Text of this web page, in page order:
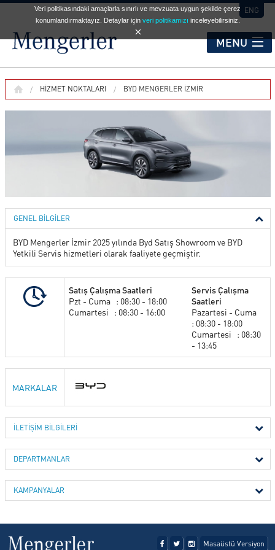
ENG
MENU
OTOMOBİL
İKİNCİ EL
SERVİS
TEST SÜRÜŞ TALEBİ
HIZMET NOKTALARI BYD MENGERLER İZMIR
GENEL BİLGİLER
BYD Mengerler İzmir 2025 yılında Byd Satış Showroom ve BYD
Yetkili Servis hizmetleri olarak faaliyete geçmiştir.
Satış Çalışma Saatleri
Pzt - Cuma : 08:30 - 18:00
Cumartesi : 08:30 - 16:00
Servis Çalışma
Saatleri
Pazartesi - Cuma
: 08:30 - 18:00
Cumartesi : 08:30
- 13:45
MARKALAR
İLETİŞİM BİLGİLERİ
DEPARTMANLAR
KAMPANYALAR
Masaüstü Versiyon
Veri politikasındaki amaçlarla sınırlı ve mevzuata uygun şekilde çerez
konumlandırmaktayız. Detaylar için veri politikamızı inceleyebilirsiniz.